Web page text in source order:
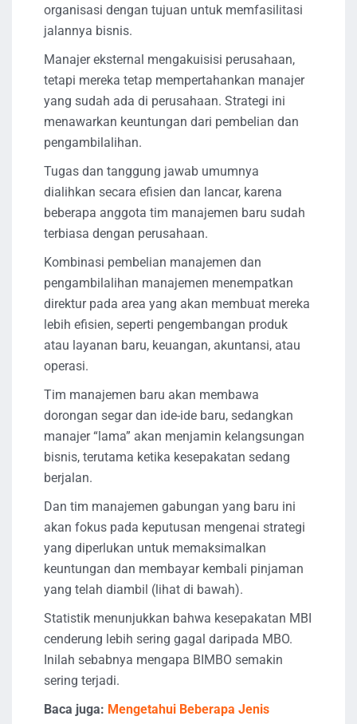
organisasi dengan tujuan untuk memfasilitasi
jalannya bisnis.
Manajer eksternal mengakuisisi perusahaan,
tetapi mereka tetap mempertahankan manajer
yang sudah ada di perusahaan. Strategi ini
menawarkan keuntungan dari pembelian dan
pengambilalihan.
Tugas dan tanggung jawab umumnya
dialihkan secara efisien dan lancar, karena
beberapa anggota tim manajemen baru sudah
terbiasa dengan perusahaan.
Kombinasi pembelian manajemen dan
pengambilalihan manajemen menempatkan
direktur pada area yang akan membuat mereka
lebih efisien, seperti pengembangan produk
atau layanan baru, keuangan, akuntansi, atau
operasi.
Tim manajemen baru akan membawa
dorongan segar dan ide-ide baru, sedangkan
manajer “lama” akan menjamin kelangsungan
bisnis, terutama ketika kesepakatan sedang
berjalan.
Dan tim manajemen gabungan yang baru ini
akan fokus pada keputusan mengenai strategi
yang diperlukan untuk memaksimalkan
keuntungan dan membayar kembali pinjaman
yang telah diambil (lihat di bawah).
Statistik menunjukkan bahwa kesepakatan MBI
cenderung lebih sering gagal daripada MBO.
Inilah sebabnya mengapa BIMBO semakin
sering terjadi.
Baca juga: Mengetahui Beberapa Jenis